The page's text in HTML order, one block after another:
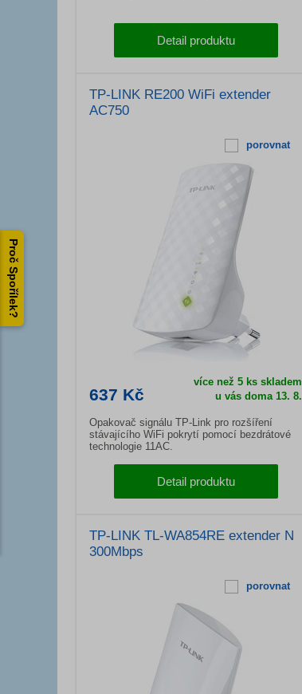
Proč Spořílek?
Detail produktu
TP-LINK RE200 WiFi extender
AC750
porovnat
637 Kč
více než 5 ks skladem
u vás doma 13. 8.
Opakovač signálu TP-Link pro rozšíření
stávajícího WiFi pokrytí pomocí bezdrátové
technologie 11AC.
Detail produktu
TP-LINK TL-WA854RE extender N
300Mbps
porovnat